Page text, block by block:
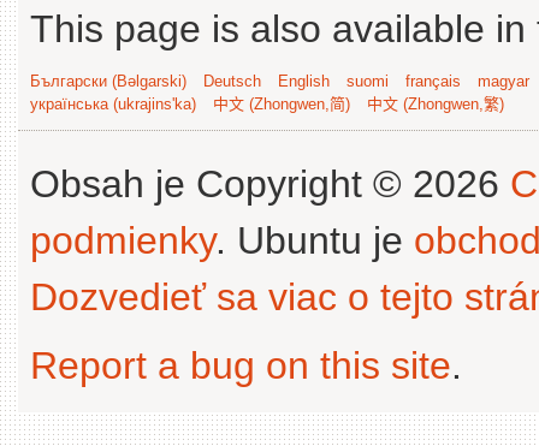
This page is also available
Български (Bəlgarski) Deutsch English suomi français
magyar
українська (ukrajins'ka)
中文 (Zhongwen,简) 中文 (Zhongwen,繁)
Obsah je Copyright © 2026
podmienky. Ubuntu je
Dozvedieť sa viac o tejto
Report a bug on this site.